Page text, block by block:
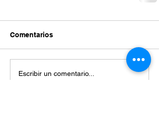
Comentarios
Escribir un comentario...